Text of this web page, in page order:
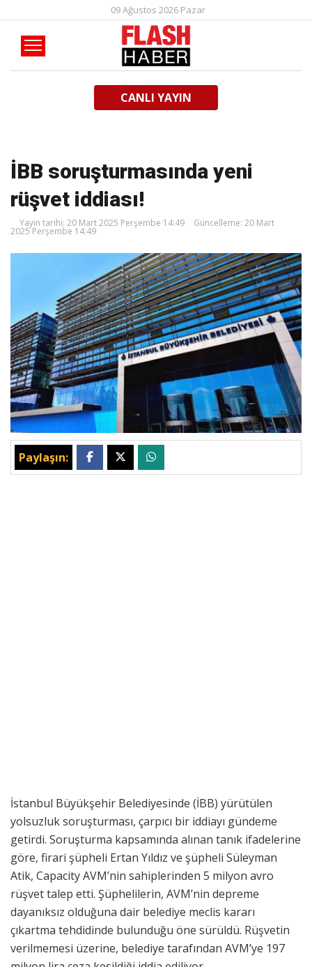
09 Ağustos 2026 Pazar
CANLI YAYIN
İBB soruşturmasında yeni
rüşvet iddiası!
Yayın tarihi: 20 Mart 2025 Perşembe 14:49 Güncelleme: 20 Mart
2025 Perşembe 14:49
Paylaşın:
İstanbul Büyükşehir Belediyesinde (İBB) yürütülen
yolsuzluk soruşturması, çarpıcı bir iddiayı gündeme
getirdi. Soruşturma kapsamında alınan tanık ifadelerine
göre, firari şüpheli Ertan Yıldız ve şüpheli Süleyman
Atik, Capacity AVM’nin sahiplerinden 5 milyon avro
rüşvet talep etti. Şüphelilerin, AVM’nin depreme
dayanıksız olduğuna dair belediye meclis kararı
çıkartma tehdidinde bulunduğu öne sürüldü. Rüşvetin
verilmemesi üzerine, belediye tarafından AVM’ye 197